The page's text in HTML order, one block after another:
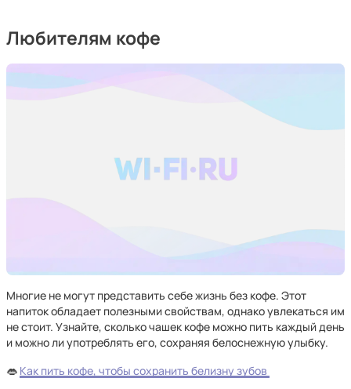
Любителям кофе
Многие не могут представить себе жизнь без кофе. Этот
напиток обладает полезными свойствам, однако увлекаться им
не стоит. Узнайте, сколько чашек кофе можно пить каждый день
и можно ли употреблять его, сохраняя белоснежную улыбку.
👄 Как пить кофе, чтобы сохранить белизну зубов